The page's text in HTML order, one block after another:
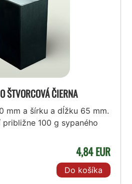
ŠTVORCOVÁ ČIERNA
mm a šírku a dĺžku 65 mm.
100 g sypaného
4,84 EUR
Do košíka